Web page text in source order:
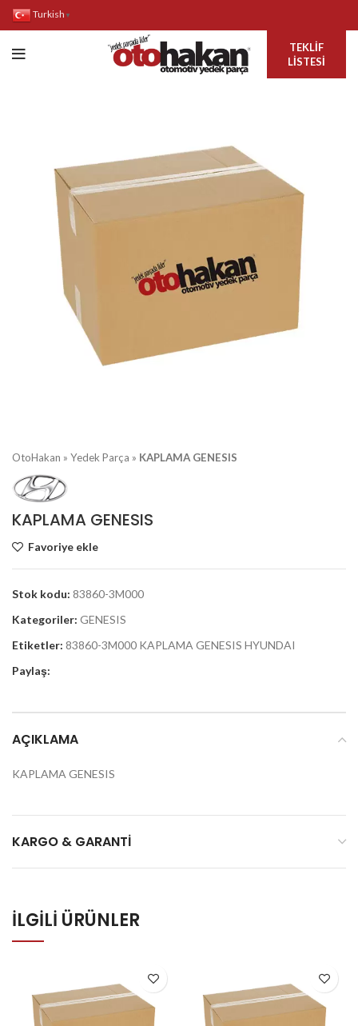
Turkish ▼
TEKLIF
LISTESI
OtoHakan » Yedek Parça » KAPLAMA GENESIS
KAPLAMA GENESIS
Favoriye ekle
Stok kodu: 83860-3M000
Kategoriler: GENESIS
Etiketler: 83860-3M000 KAPLAMA GENESIS HYUNDAI
Paylaş:
AÇIKLAMA
KAPLAMA GENESIS
KARGO & GARANTI
İLGILI ÜRÜNLER